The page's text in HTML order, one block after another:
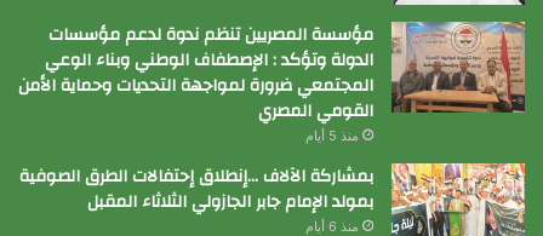
مؤسسة المصريين تنظم ندوة لدعم مؤسسات
الدولة وتؤكد : الإصطفاف الوطني وبناء الوعي
المجتمعي ضرورة لمواجهة التحديات وحماية الأمن
القومي المصري
منذ 5 أيام
بمشاركة الآلاف …إنطلاق إحتفالات الطرق الصوفية
بمولد الإمام جابر الجازولي الثلاثاء المقبل
منذ 6 أيام